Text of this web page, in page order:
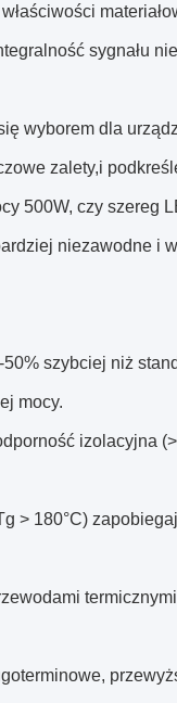
sygnału
wyborem dla
zalety,i
500W, czy szereg
niezawodne i
szybciej niż
mocy.
izolacyjna
> 180°C)